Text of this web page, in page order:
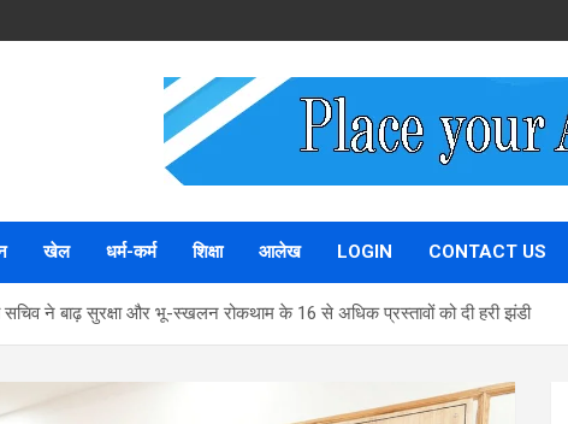
खेल धर्म-कर्म शिक्षा आलेख LOGIN CONTACT US
ने बाढ़ सुरक्षा और भू-स्खलन रोकथाम के 16 से अधिक प्रस्तावों को दी हरी झंडी